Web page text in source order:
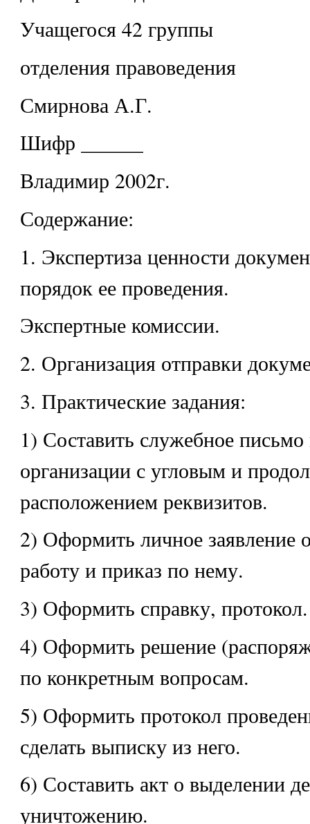
Учащегося 42 группы
отделения правоведения
Смирнова А.Г.
Шифр ______
Владимир 2002г.
Содержание:
1. Экспертиза ценности
порядок ее проведения.
Экспертные комиссии.
2. Организация отправки
3. Практические задания:
1) Составить служебное письмо
организации с угловым и
расположением реквизитов.
2) Оформить личное заявление
работу и приказ по нему.
3) Оформить справку, протокол.
4) Оформить решение
по конкретным вопросам.
5) Оформить протокол
сделать выписку из него.
6) Составить акт о выделении
уничтожению.